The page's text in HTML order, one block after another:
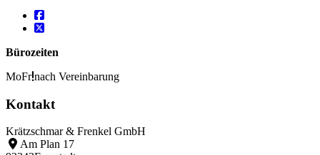
Bürozeiten
MoFr nach Vereinbarung
Kontakt
Krätzschmar & Frenkel GmbH
Am Plan 17